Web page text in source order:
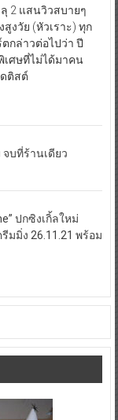
2 แสนวิวสบายๆ
งวัย (หัวเราะ) ทุก
กล่าวต่อไปว่า ปี
เศษที่ไม่ได้มาคน
ติสต์
จบที่ร้านเดียว
ปกซิงเกิ้ลใหม่
มมิ่ง 26.11.21 พร้อม